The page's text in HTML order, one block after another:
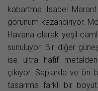
kabartma Isabel
görünüm kazandırıyor.
Havana olarak yeşil
sunuluyor. Bir diğer
ise ultra hafif
çıkıyor. Saplarda ve ön
tasarıma farklı bir